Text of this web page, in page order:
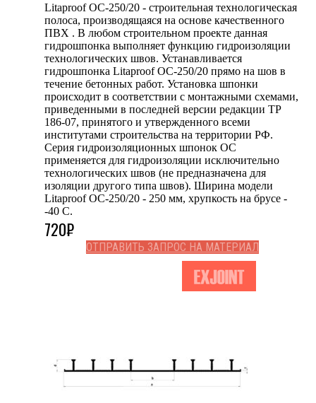
Litaproof OC-250/20 - строительная технологическая
полоса, производящаяся на основе качественного
ПВХ . В любом строительном проекте данная
гидрошпонка выполняет функцию гидроизоляции
технологических швов. Устанавливается
гидрошпонка Litaproof OC-250/20 прямо на шов в
течение бетонных работ. Установка шпонки
происходит в соответствии с монтажными схемами,
приведенными в последней версии редакции ТР
186-07, принятого и утвержденного всеми
институтами строительства на территории РФ.
Серия гидроизоляционных шпонок OC
применяется для гидроизоляции исключительно
технологических швов (не предназначена для
изоляции другого типа швов). Ширина модели
Litaproof OC-250/20 - 250 мм, хрупкость на брусе -
-40 С.
720₽
ОТПРАВИТЬ ЗАПРОС НА МАТЕРИАЛ